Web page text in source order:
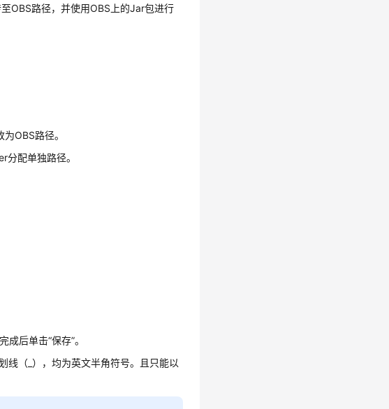
OBS路径，并使用OBS上的Jar包进行
OBS路径。
配单独路径。
后单击“保存”。
线（_），均为英文半角符号。且只能以